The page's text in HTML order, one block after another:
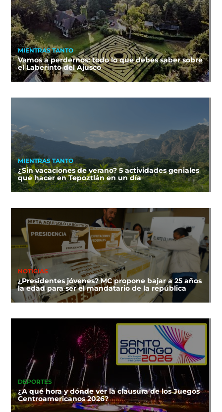
MIENTRAS TANTO
Vamos a perdernos: todo lo que debes saber sobre
el Laberinto del Ajusco
MIENTRAS TANTO
¿Sin vacaciones de verano? 5 actividades geniales
que hacer en Tepoztlán en un día
NOTICIAS
¿Presidentes jóvenes? MC propone bajar a 25 años
la edad para ser el mandatario de la república
DEPORTES
¿A qué hora y dónde ver la clausura de los Juegos
Centroamericanos 2026?